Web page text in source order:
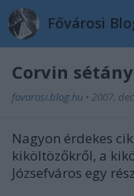
Fővárosi
Corvin
fovarosi.blog.hu • 2007.
Nagyon érdekes
kiköltözőkről, a
Józsefváros egy